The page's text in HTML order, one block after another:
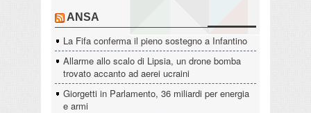
ANSA
La Fifa conferma il pieno sostegno a Infantino
Allarme allo scalo di Lipsia, un drone bomba
trovato accanto ad aerei ucraini
Giorgetti in Parlamento, 36 miliardi per energia
e armi